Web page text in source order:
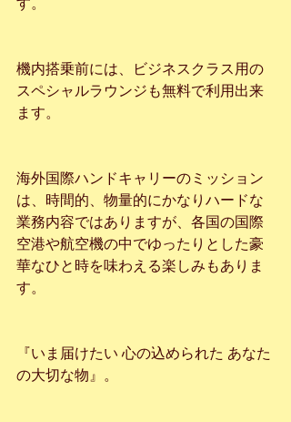
す。
機内搭乗前には、ビジネスクラス用の
スペシャルラウンジも無料で利用出来
ます。
海外国際ハンドキャリーのミッション
は、時間的、物量的にかなりハードな
業務内容ではありますが、各国の国際
空港や航空機の中でゆったりとした豪
華なひと時を味わえる楽しみもありま
す。
『いま届けたい 心の込められた あなた
の大切な物』。